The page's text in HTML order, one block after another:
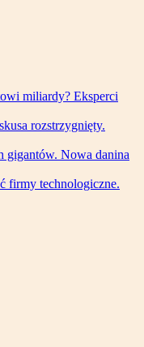
miliardy? Eksperci
rozstrzygnięty.
gigantów. Nowa danina
firmy technologiczne.